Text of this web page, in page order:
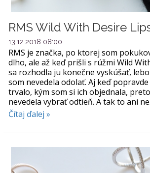
RMS Wild With Desire
13.12.2018 08:00
RMS je značka, po ktorej som
dlho, ale až keď prišli s rúžmi Wild
sa rozhodla ju konečne vyskúšať,
som nevedela odolať. Aj keď
trvalo, kým som si ich objednala,
nevedela vybrať odtieň. A tak to ani
Čítaj ďalej »